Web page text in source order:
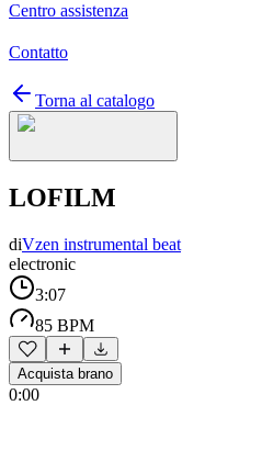
Centro assistenza
Contatto
Torna al catalogo
LOFILM
diVzen instrumental beat
electronic
3:07
85 BPM
Acquista brano
0:00